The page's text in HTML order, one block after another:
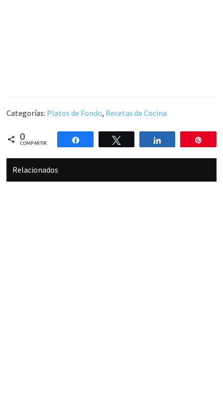
Categorías: Platos de Fondo, Recetas de Cocina
0
COMPARTIR
Compartir Compartir
Relacionados